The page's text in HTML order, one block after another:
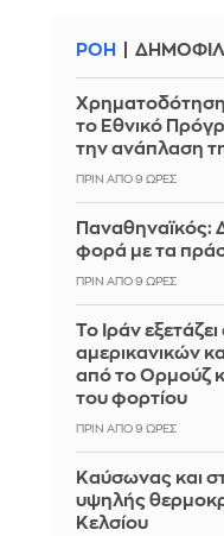
ΡΟΗ
το Εθνικό
την ανάπλαση
ΠΡΙΝ ΑΠΌ 9 ΏΡΕΣ
Παναθηναϊκός:
φορά με τα
ΠΡΙΝ ΑΠΌ 9 ΏΡΕΣ
Το Ιράν
αμερικανικών
από το Ορμούζ
του φορτίου
ΠΡΙΝ ΑΠΌ 9 ΏΡΕΣ
Καύσωνας και
υψηλής
Κελσίου